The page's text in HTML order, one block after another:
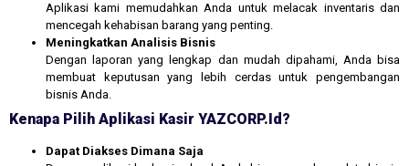
Aplikasi kami memudahkan Anda untuk melacak inventaris dan
mencegah kehabisan barang yang penting.
Meningkatkan Analisis Bisnis
Dengan laporan yang lengkap dan mudah dipahami, Anda bisa
membuat keputusan yang lebih cerdas untuk pengembangan
bisnis Anda.
Kenapa Pilih Aplikasi Kasir YAZCORP.id?
Dapat Diakses Dimana Saja